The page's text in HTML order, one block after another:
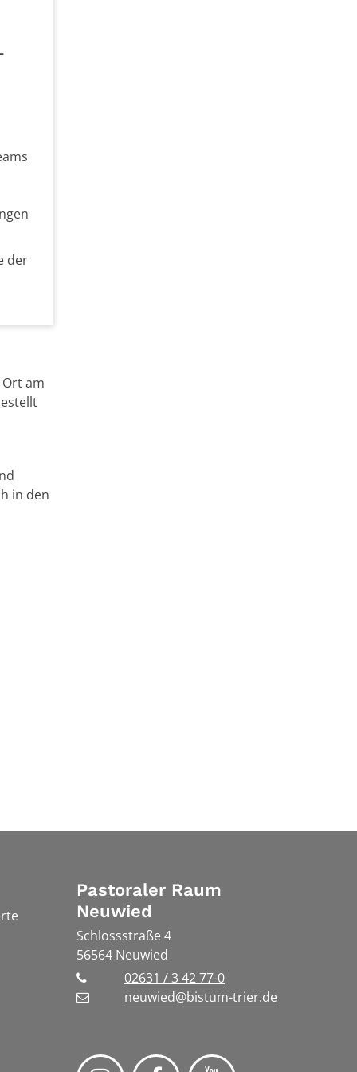
der
am
in den
Pastoraler Raum
Neuwied
Schlossstraße 4
56564 Neuwied
02631 / 3 42 77-0
neuwied@bistum-trier.de